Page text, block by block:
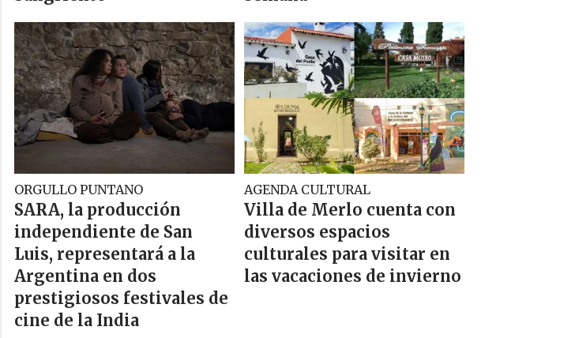
ORGULLO PUNTANO
SARA, la producción
independiente de San
Luis, representará a la
Argentina en dos
prestigiosos festivales de
cine de la India
AGENDA CULTURAL
Villa de Merlo cuenta con
diversos espacios
culturales para visitar en
las vacaciones de invierno